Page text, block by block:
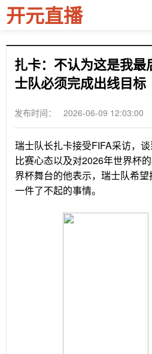
开元直播
扎卡：不认为这是我
士队必须完成出线目标
发布时间： 2026-06-09 12:03:00
瑞士队长扎卡接受FIFA采访，谈
比赛心态以及对2026年世界杯
界杯舞台的他表示，瑞士队希
一件了不起的事情。